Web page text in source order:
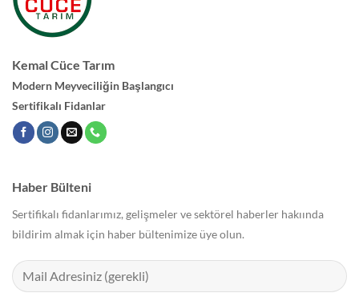
Kemal Cüce Tarım
Modern Meyveciliğin Başlangıcı
Sertifikalı Fidanlar
Haber Bülteni
Sertifikalı fidanlarımız, gelişmeler ve sektörel haberler hakıında
bildirim almak için haber bültenimize üye olun.